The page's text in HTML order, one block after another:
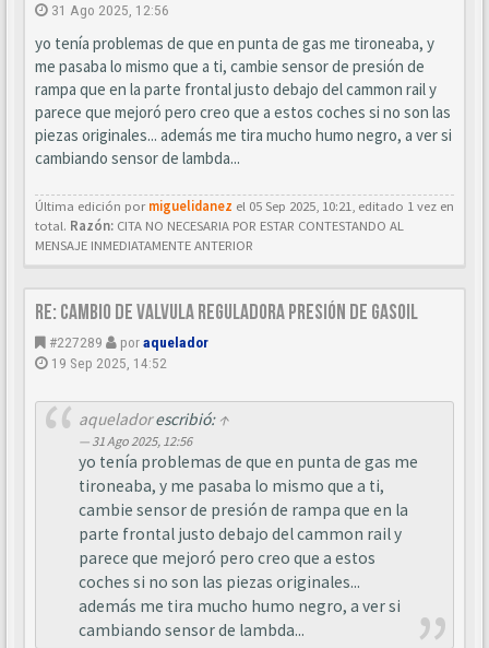
31 Ago 2025, 12:56
yo tenía problemas de que en punta de gas me tironeaba, y
me pasaba lo mismo que a ti, cambie sensor de presión de
rampa que en la parte frontal justo debajo del cammon rail y
parece que mejoró pero creo que a estos coches si no son las
piezas originales... además me tira mucho humo negro, a ver si
cambiando sensor de lambda...
Última edición pormiguelidanez el 05 Sep 2025, 10:21, editado 1 vez en
total. Razón: CITA NO NECESARIA POR ESTAR CONTESTANDO AL
MENSAJE INMEDIATAMENTE ANTERIOR
Re: Cambio de valvula reguladora presión de gasoil
#227289 poraquelador
19 Sep 2025, 14:52
aqueladorescribió: ↑
31 Ago 2025, 12:56
yo tenía problemas de que en punta de gas me
tironeaba, y me pasaba lo mismo que a ti,
cambie sensor de presión de rampa que en la
parte frontal justo debajo del cammon rail y
parece que mejoró pero creo que a estos
coches si no son las piezas originales...
además me tira mucho humo negro, a ver si
cambiando sensor de lambda...